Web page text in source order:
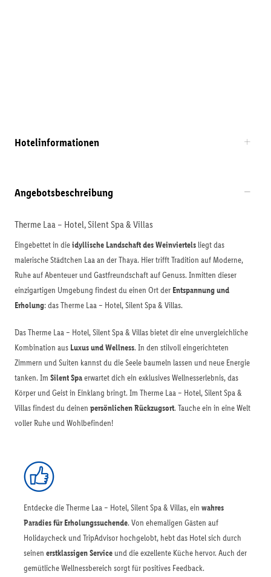
Hotelinformationen
Angebotsbeschreibung
Therme Laa – Hotel, Silent Spa & Villas
Eingebettet in dieidyllische Landschaft des Weinviertels liegt das
malerische Städtchen Laa an der Thaya. Hier trifft Tradition auf Moderne,
Ruhe auf Abenteuer und Gastfreundschaft auf Genuss. Inmitten dieser
einzigartigen Umgebung findest du einen Ort der Entspannung und
Erholung: das Therme Laa – Hotel, Silent Spa & Villas.
Das Therme Laa – Hotel, Silent Spa & Villas bietet dir eine unvergleichliche
Kombination aus Luxus und Wellness. In den stilvoll eingerichteten
Zimmern und Suiten kannst du die Seele baumeln lassen und neue Energie
tanken. Im Silent Spaerwartet dich ein exklusives Wellnesserlebnis, das
Körper und Geist in Einklang bringt. Im Therme Laa – Hotel, Silent Spa &
Villas findest du deinen persönlichen Rückzugsort. Tauche ein in eine Welt
voller Ruhe und Wohlbefinden!
Entdecke die Therme Laa – Hotel, Silent Spa & Villas, ein wahres
Paradies für Erholungssuchende. Von ehemaligen Gästen auf
Holidaycheck und TripAdvisor hochgelobt, hebt das Hotel sich durch
seinen erstklassigen Service und die exzellente Küche hervor. Auch der
gemütliche Wellnessbereich sorgt für positives Feedback.